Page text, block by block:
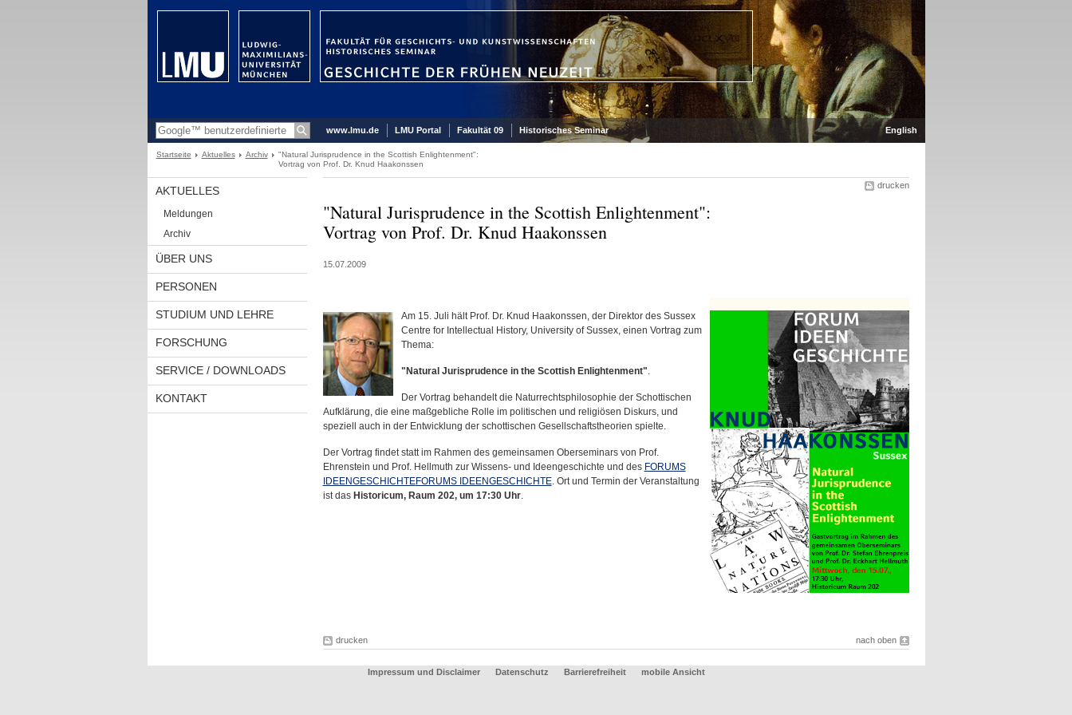
www.lmu.de LMU Portal Fakultät 09 Historisches Seminar English
Startseite Aktuelles Archiv
"Natural Jurisprudence in the Scottish Enlightenment":
Vortrag von Prof. Dr. Knud Haakonssen
AKTUELLES
Meldungen
Archiv
ÜBER UNS
PERSONEN
STUDIUM UND LEHRE
FORSCHUNG
SERVICE / DOWNLOADS
KONTAKT
drucken
"Natural Jurisprudence in the Scottish Enlightenment":
Vortrag von Prof. Dr. Knud Haakonssen
15.07.2009
Am 15. Juli hält Prof. Dr. Knud Haakonssen, der Direktor des Sussex
Centre for Intellectual History, University of Sussex, einen Vortrag zum
Thema:
"Natural Jurisprudence in the Scottish Enlightenment".
Der Vortrag behandelt die Naturrechtsphilosophie der Schottischen
Aufklärung, die eine maßgebliche Rolle im politischen und religiösen Diskurs, und
speziell auch in der Entwicklung der schottischen Gesellschaftstheorien spielte.
Der Vortrag findet statt im Rahmen des gemeinsamen Oberseminars von Prof.
Ehrenstein und Prof. Hellmuth zur Wissens- und Ideengeschichte und des FORUMS
IDEENGESCHICHTEFORUMS IDEENGESCHICHTE. Ort und Termin der Veranstaltung
ist das Historicum, Raum 202, um 17:30 Uhr.
drucken nach oben
Impressum und Disclaimer Datenschutz Barrierefreiheit mobile Ansicht